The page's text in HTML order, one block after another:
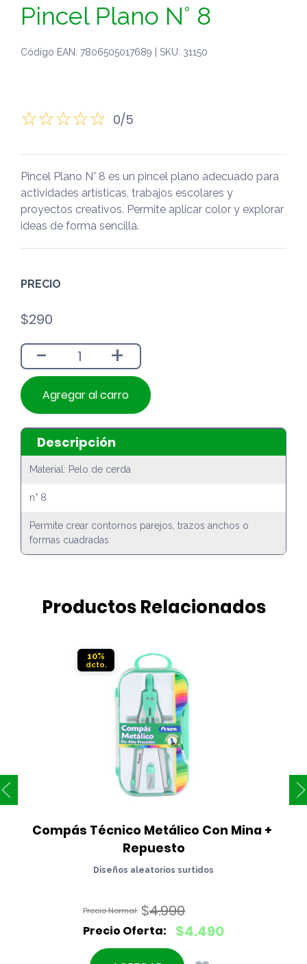
Pincel Plano N° 8
Código EAN: 7806505017689 | SKU: 31150
0/5
Pincel Plano N° 8 es un pincel plano adecuado para
actividades artísticas, trabajos escolares y
proyectos creativos. Permite aplicar color y explorar
ideas de forma sencilla.
PRECIO
$290
- +
Agregar al carro
Descripción
Material: Pelo de cerda
n° 8
Permite crear contornos parejos, trazos anchos o
formas cuadradas
Productos Relacionados
10%
Compás Técnico Metálico Con Mina +
Repuesto
Diseños aleatorios surtidos
$4.990
El
precio
$4.490
El